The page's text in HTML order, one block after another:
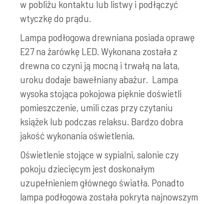
w pobliżu kontaktu lub listwy i podłączyć
wtyczkę do prądu.
Lampa podłogowa drewniana posiada oprawę
E27 na żarówkę LED. Wykonana została z
drewna co czyni ją mocną i trwałą na lata,
uroku dodaje bawełniany abażur. Lampa
wysoka stojąca pokojowa pięknie doświetli
pomieszczenie, umili czas przy czytaniu
książek lub podczas relaksu. Bardzo dobra
jakość wykonania oświetlenia.
Oświetlenie stojące w sypialni, salonie czy
pokoju dziecięcym jest doskonałym
uzupełnieniem głównego światła. Ponadto
lampa podłogowa została pokryta najnowszym